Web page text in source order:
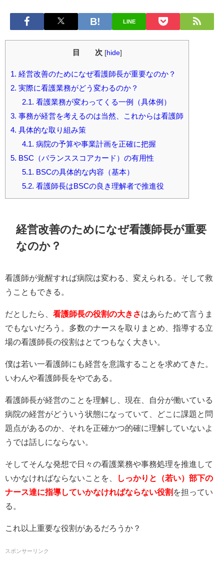
LINE
目 次 [hide]
1. 経営改善のためになぜ看護師長が重要なのか？
2. 実際に看護業務がどう変わるのか？
2.1. 看護業務が変わってくる一例（具体例）
3. 事務が経営を考えるのは当然、これからは看護師
4. 具体的な取り組み策
4.1. 病院の予算や事業計画を正確に把握
5. BSC（バランススコアカード）の有用性
5.1. BSCの具体的な内容（基本）
5.2. 看護師長はBSCの良き理解者で推進役
経営改善のためになぜ看護師長が重要
なのか？
看護師が覚醒すれば病院は変わる、変えられる。そして救
うこともできる。
だとしたら、 看護師長の役割の大きさはあらためて言うま
でもないだろう。多数のナースを取りまとめ、指導する立
場の看護師長の役割はとてつもなく大きい。
僕は若い一看護師にも経営を意識することを求めてきた。
いわんや看護師長をやである。
看護師長が経営のことを理解し、現在、自分が働いている
病院の経営がどういう状態になっていて、どこに課題と問
題点があるのか、それを正確かつ的確に理解していないよ
うでは話しにならない。
そしてそんな発想で日々の看護業務や事務処理を推進して
いかなければならないことを、
しっかりと（若い）部下の
ナース達に指導していかなければならない役割 を担ってい
る。
これ以上重要な役割があるだろうか？
スポンサーリンク